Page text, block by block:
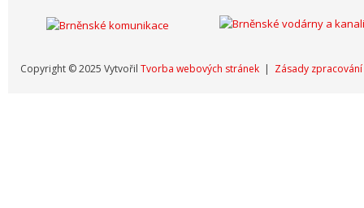
Copyright © 2025 Vytvořil Tvorba webových stránek | Zásady